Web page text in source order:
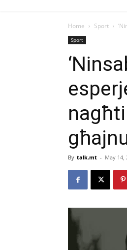
Home Sport
Sport
By talk.mt - May 14,